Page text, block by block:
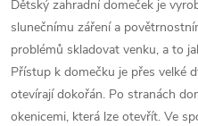
Dětský zahradní domeček je
slunečnímu záření a
problémů skladovat venku, a to
Přístup k domečku je přes velké
otevírají dokořán. Po stranách
okenicemi, která lze otevřít. Ve